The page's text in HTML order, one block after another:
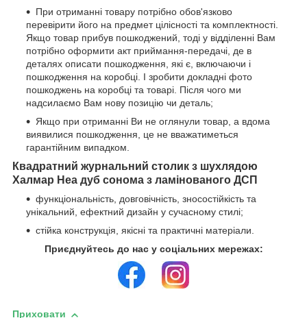
При отриманні товару потрібно обов'язково
перевірити його на предмет цілісності та комплектності.
Якщо товар прибув пошкоджений, тоді у відділенні Вам
потрібно оформити акт приймання-передачі, де в
деталях описати пошкодження, які є, включаючи і
пошкодження на коробці. І зробити докладні фото
пошкоджень на коробці та товарі. Після чого ми
надсилаємо Вам нову позицію чи деталь;
Якщо при отриманні Ви не оглянули товар, а вдома
виявилися пошкодження, це не вважатиметься
гарантійним випадком.
Квадратний журнальний столик з шухлядою
Халмар Неа дуб сонома з ламінованого ДСП
функціональність, довговічність, зносостійкість та
унікальний, ефектний дизайн у сучасному стилі;
стійка конструкція, якісні та практичні матеріали.
Приєднуйтесь до нас у соціальних мережах:
Приховати